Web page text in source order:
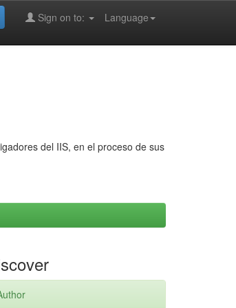
Language
Sign on to:
del IIS, en el proceso de sus